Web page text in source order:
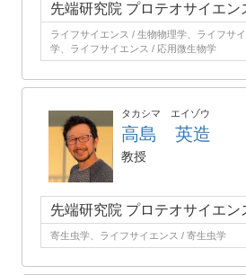
先端研究院 プロテオサイエン
ライフサイエンス / 生物物理学、ライフサ
学、ライフサイエンス / 応用微生物学
タカシマ エイゾウ
高島 英造
教授
先端研究院 プロテオサイエン
寄生虫学、ライフサイエンス / 寄生虫学